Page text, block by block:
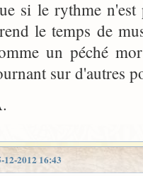
si le rythme
le temps de
un péché
sur d'autres
12-2012 16:43